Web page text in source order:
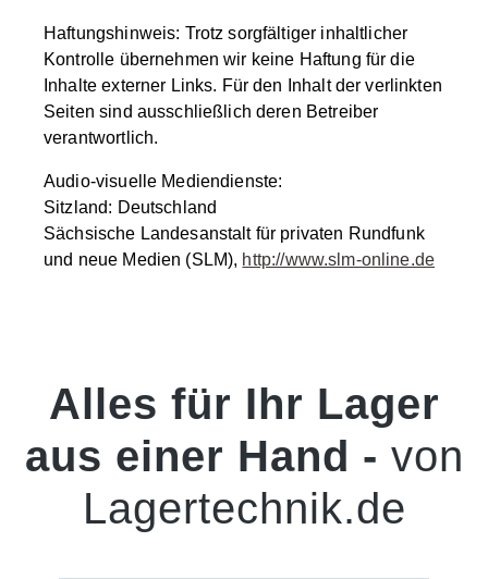
Haftungshinweis: Trotz sorgfältiger inhaltlicher
Kontrolle übernehmen wir keine Haftung für die
Inhalte externer Links. Für den Inhalt der verlinkten
Seiten sind ausschließlich deren Betreiber
verantwortlich.
Audio-visuelle Mediendienste:
Sitzland: Deutschland
Sächsische Landesanstalt für privaten Rundfunk
und neue Medien (SLM), http://www.slm-online.de
Alles für Ihr Lager
aus einer Hand - von
Lagertechnik.de